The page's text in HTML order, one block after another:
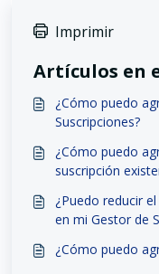
Imprimir
Artículos en
¿Cómo puedo
Suscripciones?
¿Cómo puedo
suscripción
¿Puedo reducir
en mi Gestor de
¿Cómo puedo